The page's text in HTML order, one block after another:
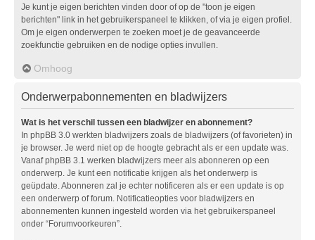
Je kunt je eigen berichten vinden door of op de "toon je eigen
berichten" link in het gebruikerspaneel te klikken, of via je eigen profiel.
Om je eigen onderwerpen te zoeken moet je de geavanceerde
zoekfunctie gebruiken en de nodige opties invullen.
Omhoog
Onderwerpabonnementen en bladwijzers
Wat is het verschil tussen een bladwijzer en abonnement?
In phpBB 3.0 werkten bladwijzers zoals de bladwijzers (of favorieten) in
je browser. Je werd niet op de hoogte gebracht als er een update was.
Vanaf phpBB 3.1 werken bladwijzers meer als abonneren op een
onderwerp. Je kunt een notificatie krijgen als het onderwerp is
geüpdate. Abonneren zal je echter notificeren als er een update is op
een onderwerp of forum. Notificatieopties voor bladwijzers en
abonnementen kunnen ingesteld worden via het gebruikerspaneel
onder “Forumvoorkeuren”.